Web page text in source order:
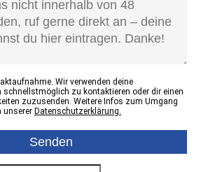
Wir verwenden deine
schnellstmöglich zu kontaktieren oder dir einen
zuzusenden. Weitere Infos zum Umgang
unserer Datenschutzerklärung.